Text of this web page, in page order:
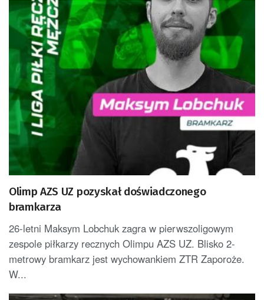
Olimp AZS UZ pozyskał doświadczonego
bramkarza
26-letni Maksym Lobchuk zagra w pierwszoligowym
zespole piłkarzy recznych Olimpu AZS UZ. Blisko 2-
metrowy bramkarz jest wychowankiem ZTR Zaporoże.
W...